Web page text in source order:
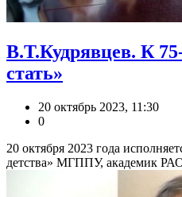
В.Т.Кудрявцев. К
стать»
20 октябрь 2023, 11:30
0
20 октября 2023 года
детства» МГППУ, академик